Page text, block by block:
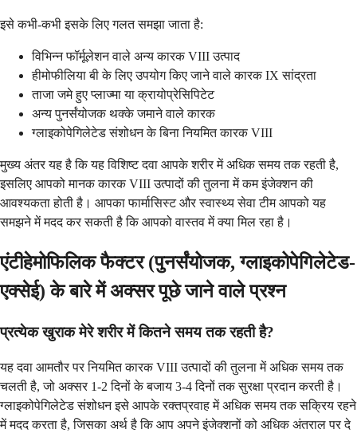
इसे कभी-कभी इसके लिए गलत समझा जाता है:
विभिन्न फॉर्मूलेशन वाले अन्य कारक VIII उत्पाद
हीमोफीलिया बी के लिए उपयोग किए जाने वाले कारक IX सांद्रता
ताजा जमे हुए प्लाज्मा या क्रायोप्रेसिपिटेट
अन्य पुनर्संयोजक थक्के जमाने वाले कारक
ग्लाइकोपेगिलेटेड संशोधन के बिना नियमित कारक VIII
मुख्य अंतर यह है कि यह विशिष्ट दवा आपके शरीर में अधिक समय तक रहती है,
इसलिए आपको मानक कारक VIII उत्पादों की तुलना में कम इंजेक्शन की
आवश्यकता होती है। आपका फार्मासिस्ट और स्वास्थ्य सेवा टीम आपको यह
समझने में मदद कर सकती है कि आपको वास्तव में क्या मिल रहा है।
एंटीहेमोफिलिक फैक्टर (पुनर्संयोजक, ग्लाइकोपेगिलेटेड-
एक्सेई) के बारे में अक्सर पूछे जाने वाले प्रश्न
प्रत्येक खुराक मेरे शरीर में कितने समय तक रहती है?
यह दवा आमतौर पर नियमित कारक VIII उत्पादों की तुलना में अधिक समय तक
चलती है, जो अक्सर 1-2 दिनों के बजाय 3-4 दिनों तक सुरक्षा प्रदान करती है।
ग्लाइकोपेगिलेटेड संशोधन इसे आपके रक्तप्रवाह में अधिक समय तक सक्रिय रहने
में मदद करता है, जिसका अर्थ है कि आप अपने इंजेक्शनों को अधिक अंतराल पर दे